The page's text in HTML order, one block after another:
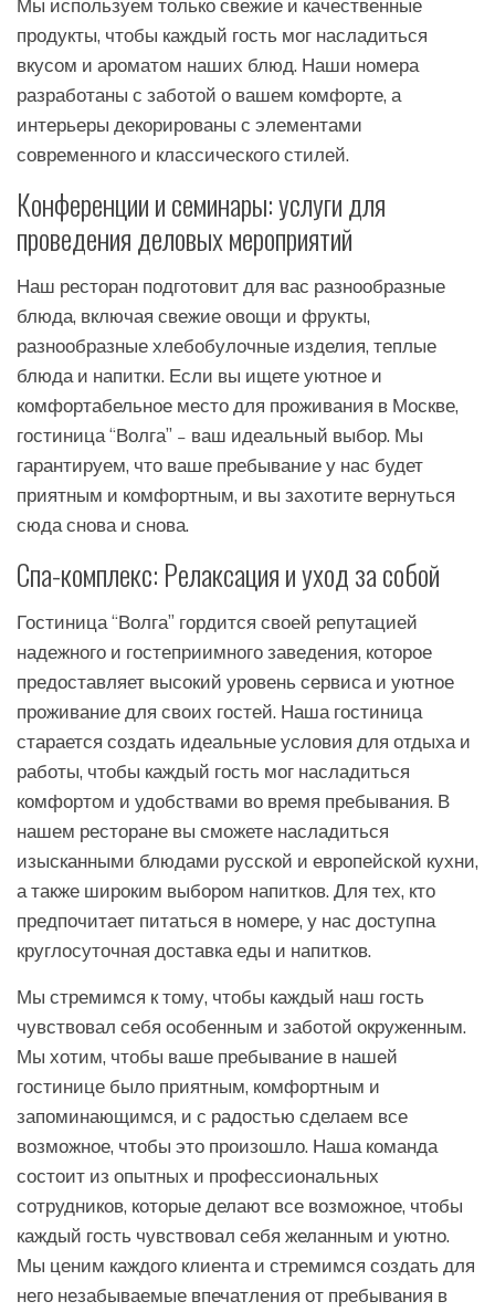
Мы используем только свежие и качественные
продукты, чтобы каждый гость мог насладиться
вкусом и ароматом наших блюд. Наши номера
разработаны с заботой о вашем комфорте, а
интерьеры декорированы с элементами
современного и классического стилей.
Конференции и семинары: услуги для
проведения деловых мероприятий
Наш ресторан подготовит для вас разнообразные
блюда, включая свежие овощи и фрукты,
разнообразные хлебобулочные изделия, теплые
блюда и напитки. Если вы ищете уютное и
комфортабельное место для проживания в Москве,
гостиница “Волга” – ваш идеальный выбор. Мы
гарантируем, что ваше пребывание у нас будет
приятным и комфортным, и вы захотите вернуться
сюда снова и снова.
Спа-комплекс: Релаксация и уход за собой
Гостиница “Волга” гордится своей репутацией
надежного и гостеприимного заведения, которое
предоставляет высокий уровень сервиса и уютное
проживание для своих гостей. Наша гостиница
старается создать идеальные условия для отдыха и
работы, чтобы каждый гость мог насладиться
комфортом и удобствами во время пребывания. В
нашем ресторане вы сможете насладиться
изысканными блюдами русской и европейской кухни,
а также широким выбором напитков. Для тех, кто
предпочитает питаться в номере, у нас доступна
круглосуточная доставка еды и напитков.
Мы стремимся к тому, чтобы каждый наш гость
чувствовал себя особенным и заботой окруженным.
Мы хотим, чтобы ваше пребывание в нашей
гостинице было приятным, комфортным и
запоминающимся, и с радостью сделаем все
возможное, чтобы это произошло. Наша команда
состоит из опытных и профессиональных
сотрудников, которые делают все возможное, чтобы
каждый гость чувствовал себя желанным и уютно.
Мы ценим каждого клиента и стремимся создать для
него незабываемые впечатления от пребывания в